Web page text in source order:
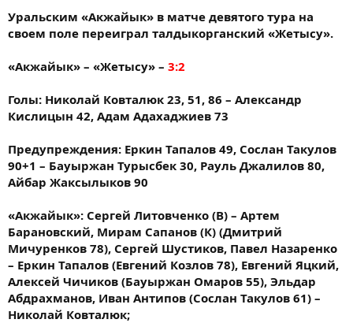
Уральским «Акжайык» в матче девятого тура на
своем поле переиграл талдыкорганский «Жетысу».
«Акжайык» – «Жетысу» – 3:2
Голы: Николай Ковталюк 23, 51, 86 – Александр
Кислицын 42, Адам Адахаджиев 73
Предупреждения: Еркин Тапалов 49, Сослан Такулов
90+1 – Бауыржан Турысбек 30, Рауль Джалилов 80,
Айбар Жаксылыков 90
«Акжайык»: Сергей Литовченко (В) – Артем
Барановский, Мирам Сапанов (К) (Дмитрий
Мичуренков 78), Сергей Шустиков, Павел Назаренко
– Еркин Тапалов (Евгений Козлов 78), Евгений Яцкий,
Алексей Чичиков (Бауыржан Омаров 55), Эльдар
Абдрахманов, Иван Антипов (Сослан Такулов 61) –
Николай Ковталюк;